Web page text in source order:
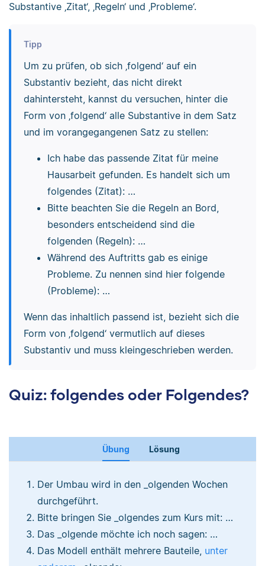
Substantive ‚Zitat‘, ‚Regeln‘ und ‚Probleme‘.
Tipp
Um zu prüfen, ob sich ‚folgend‘ auf ein
Substantiv bezieht, das nicht direkt
dahintersteht, kannst du versuchen, hinter die
Form von ‚folgend‘ alle Substantive in dem Satz
und im vorangegangenen Satz zu stellen:
Ich habe das passende Zitat für meine
Hausarbeit gefunden. Es handelt sich um
folgendes (Zitat): …
Bitte beachten Sie die Regeln an Bord,
besonders entscheidend sind die
folgenden (Regeln): …
Während des Auftritts gab es einige
Probleme. Zu nennen sind hier folgende
(Probleme): …
Wenn das inhaltlich passend ist, bezieht sich die
Form von ‚folgend‘ vermutlich auf dieses
Substantiv und muss kleingeschrieben werden.
Quiz: folgendes oder Folgendes?
Übung Lösung
Der Umbau wird in den _olgenden Wochen
durchgeführt.
Bitte bringen Sie _olgendes zum Kurs mit: …
Das _olgende möchte ich noch sagen: …
Das Modell enthält mehrere Bauteile, unter